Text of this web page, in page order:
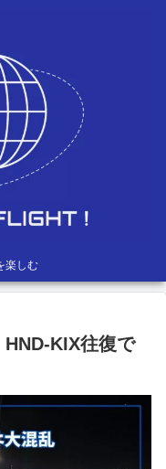
楽しむ
KIX往復で